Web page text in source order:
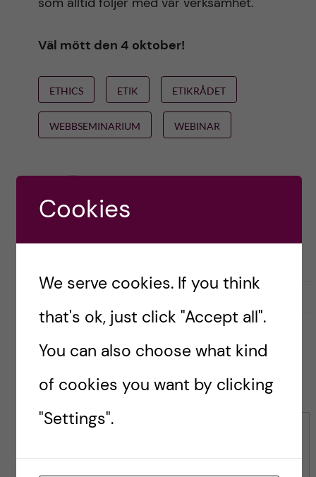
Väl mött den 4 oktober!
ETHICS ETIK ETIKRÅDET
WEBBSEMINARIUM WEBINAR
i
e
h
s
p
i
e
t
h
Leave a Comment
Cookies
We serve cookies. If you think
that's ok, just click "Accept all".
You can also choose what kind
of cookies you want by clicking
"Settings".